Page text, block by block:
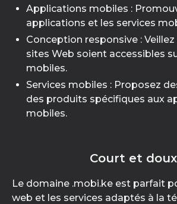
Applications mobiles :
applications et les services
Conception responsive : Veillez
sites Web soient accessibles
mobiles.
Services mobiles : Proposez
des produits spécifiques aux
mobiles.
Court et doux
Le domaine .mobi.ke est parfait
web et les services adaptés à la